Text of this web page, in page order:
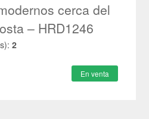
cerca del
– HRD1246
2
En venta